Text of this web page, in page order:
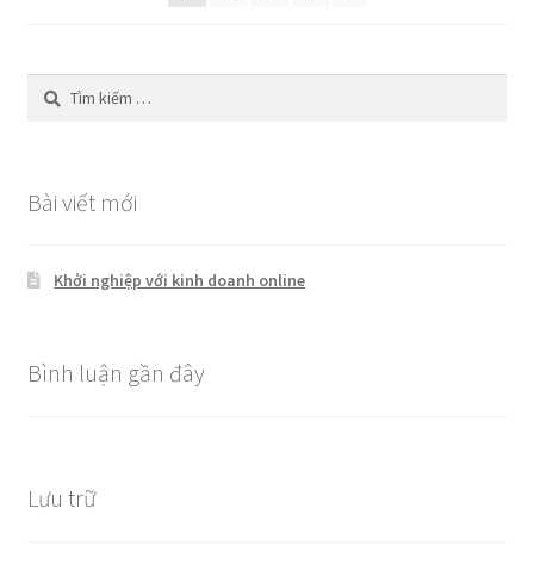
Tìm
kiếm
Bài viết mới
Khởi nghiệp với kinh doanh online
Bình luận gần đây
Lưu trữ